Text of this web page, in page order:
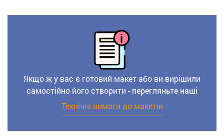
Якщо ж у вас є готовий макет або ви вирішили
самостійно його створити - перегляньте наші
Технічні вимоги до макетів